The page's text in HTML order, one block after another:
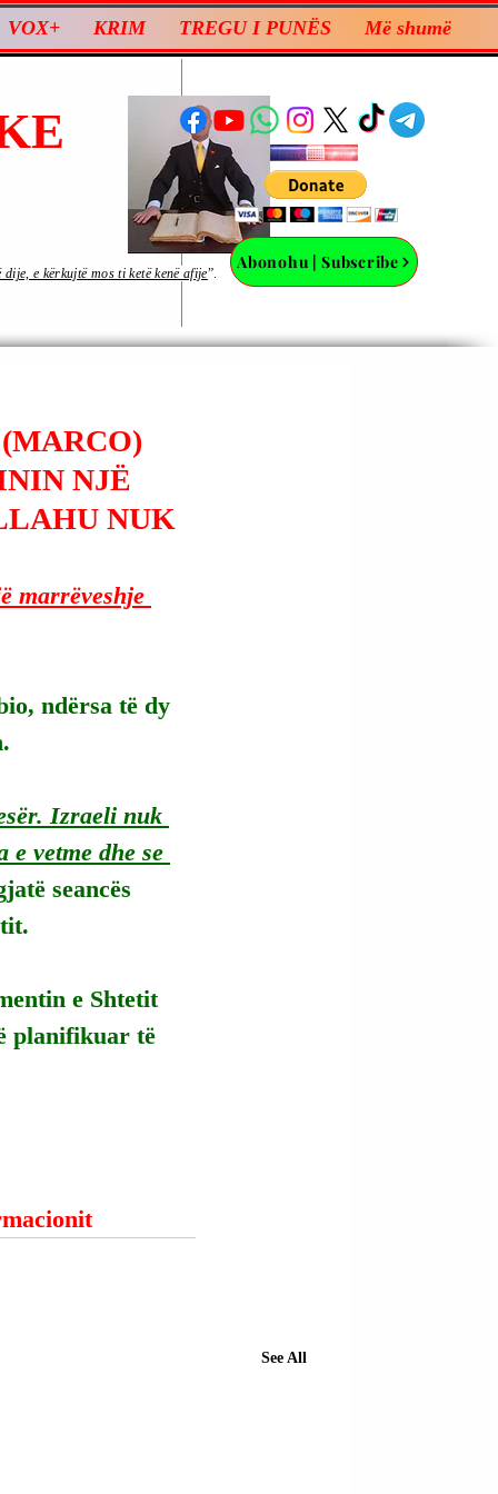
VOX+ KRIM TREGU I PUNËS Më shumë
Abonohu | Subscribe
e kërkujtë mos ti ketë kenë afije”.
NJË
NUK
marrëveshje
ndërsa të dy
Izraeli nuk
vetme dhe se
seancës
e Shtetit
planifikuar të
See All